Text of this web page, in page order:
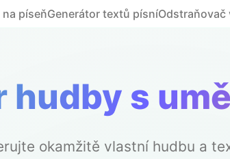
píseňGenerátor textů písníOdstraňovač
hudby s
okamžitě vlastní hudbu a